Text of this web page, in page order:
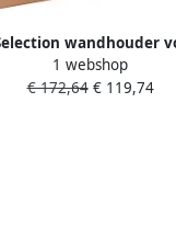
wandhouder
excl. glas
Warm sunset geborsteld
1 webshop
€ 172,64€ 119,74